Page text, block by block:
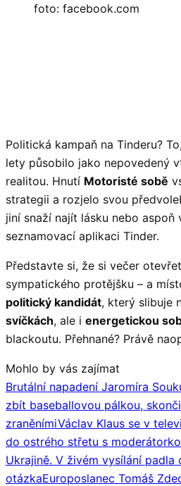
foto: facebook.com
Politická kampaň na Tinderu?
lety působilo jako nepovedený
realitou. Hnutí Motoristé sobě
strategii a rozjelo svou
jiní snaží najít lásku nebo aspoň
seznamovací aplikaci Tinder.
Představte si, že si večer
sympatického protějšku – a
politický kandidát, který slibuje
svíčkách, ale i energetickou
blackoutu. Přehnané? Právě
Mohlo by vás zajímat
Brutální napadení Jaromíra
zbít baseballovou pálkou,
zraněnímiVáclav Klaus se v
do ostrého střetu s
Ukrajině. V živém vysílání padla
otázkaEuroposlanec Tomáš